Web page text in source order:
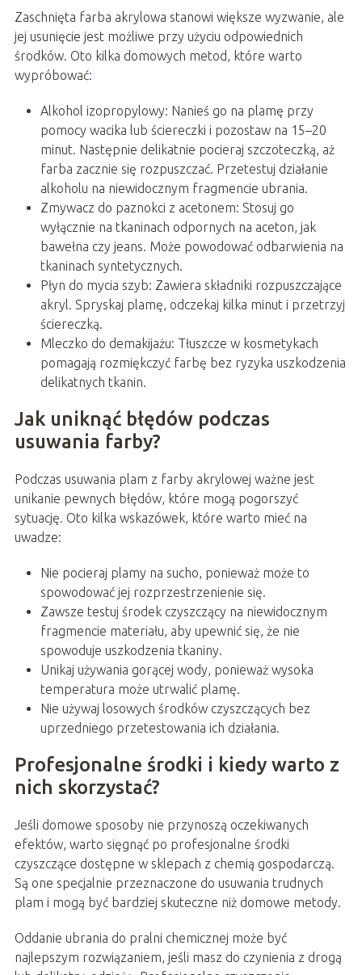
Zaschnięta farba akrylowa stanowi większe wyzwanie, ale
jej usunięcie jest możliwe przy użyciu odpowiednich
środków. Oto kilka domowych metod, które warto
wypróbować:
Alkohol izopropylowy: Nanieś go na plamę przy
pomocy wacika lub ściereczki i pozostaw na 15–20
minut. Następnie delikatnie pocieraj szczoteczką, aż
farba zacznie się rozpuszczać. Przetestuj działanie
alkoholu na niewidocznym fragmencie ubrania.
Zmywacz do paznokci z acetonem: Stosuj go
wyłącznie na tkaninach odpornych na aceton, jak
bawełna czy jeans. Może powodować odbarwienia na
tkaninach syntetycznych.
Płyn do mycia szyb: Zawiera składniki rozpuszczające
akryl. Spryskaj plamę, odczekaj kilka minut i przetrzyj
ściereczką.
Mleczko do demakijażu: Tłuszcze w kosmetykach
pomagają rozmiękczyć farbę bez ryzyka uszkodzenia
delikatnych tkanin.
Jak uniknąć błędów podczas
usuwania farby?
Podczas usuwania plam z farby akrylowej ważne jest
unikanie pewnych błędów, które mogą pogorszyć
sytuację. Oto kilka wskazówek, które warto mieć na
uwadze:
Nie pocieraj plamy na sucho, ponieważ może to
spowodować jej rozprzestrzenienie się.
Zawsze testuj środek czyszczący na niewidocznym
fragmencie materiału, aby upewnić się, że nie
spowoduje uszkodzenia tkaniny.
Unikaj używania gorącej wody, ponieważ wysoka
temperatura może utrwalić plamę.
Nie używaj losowych środków czyszczących bez
uprzedniego przetestowania ich działania.
Profesjonalne środki i kiedy warto z
nich skorzystać?
Jeśli domowe sposoby nie przynoszą oczekiwanych
efektów, warto sięgnąć po profesjonalne środki
czyszczące dostępne w sklepach z chemią gospodarczą.
Są one specjalnie przeznaczone do usuwania trudnych
plam i mogą być bardziej skuteczne niż domowe metody.
Oddanie ubrania do pralni chemicznej może być
najlepszym rozwiązaniem, jeśli masz do czynienia z drogą